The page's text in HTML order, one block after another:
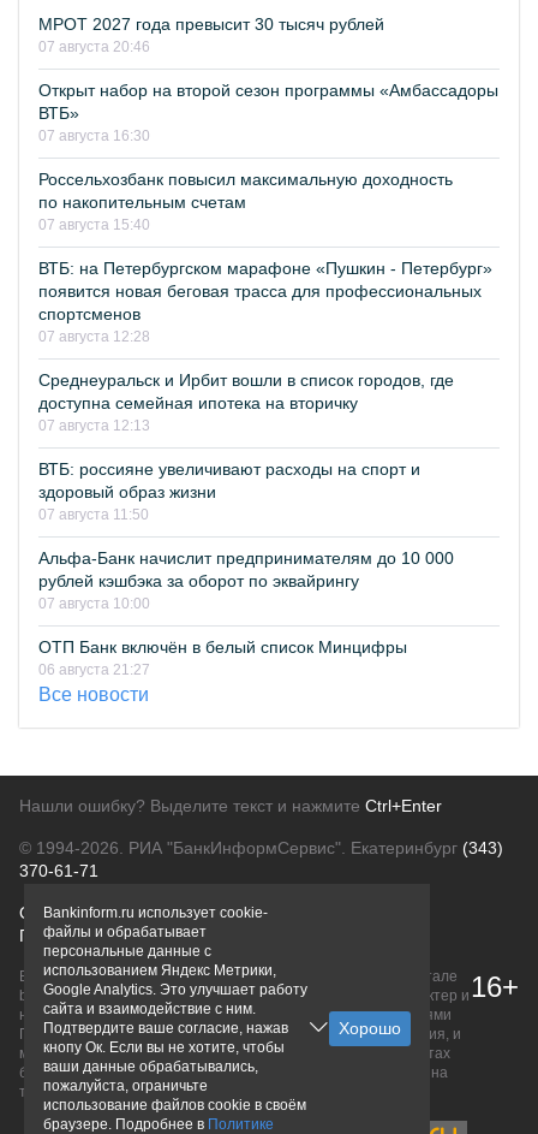
МРОТ 2027 года превысит 30 тысяч рублей
07 августа 20:46
Открыт набор на второй сезон программы «Амбассадоры
ВТБ»
07 августа 16:30
Россельхозбанк повысил максимальную доходность
по накопительным счетам
07 августа 15:40
ВТБ: на Петербургском марафоне «Пушкин - Петербург»
появится новая беговая трасса для профессиональных
спортсменов
07 августа 12:28
Среднеуральск и Ирбит вошли в список городов, где
доступна семейная ипотека на вторичку
07 августа 12:13
ВТБ: россияне увеличивают расходы на спорт и
здоровый образ жизни
07 августа 11:50
Альфа-Банк начислит предпринимателям до 10 000
рублей кэшбэка за оборот по эквайрингу
07 августа 10:00
ОТП Банк включён в белый список Минцифры
06 августа 21:27
Все новости
Нашли ошибку? Выделите текст и нажмите Ctrl+Enter
© 1994-2026. РИА "БанкИнформСервис". Екатеринбург (343)
370-61-71
О проектеПолитика конфиденциальности
Правовая информацияДля рекламодателей
Вся информация о продуктах банков, размещенная на портале
bankinform.ru, носит исключительно ознакомительный характер и
не является публичной офертой, определяемой положениями
ГК РФ. Информация не содержит точного и полного описания, и
может быть изменена. Конечные условия уточняйте на сайтах
банков или при личном обращении. Исключительное право на
товарные знаки принадлежит их правообладателям.
16+
Bankinform.ru использует cookie-
файлы и обрабатывает
персональные данные с
использованием Яндекс Метрики,
Google Analytics. Это улучшает работу
сайта и взаимодействие с ним.
Подтвердите ваше согласие, нажав
кнопу Ок. Если вы не хотите, чтобы
ваши данные обрабатывались,
пожалуйста, ограничьте
использование файлов cookie в своём
браузере. Подробнее в Политике